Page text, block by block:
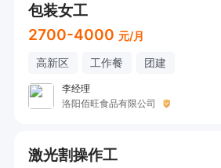
包装女工
2700-4000 元/月
高新区 工作餐 团建
李经理
洛阳佰旺食品有限公司
激光割操作工